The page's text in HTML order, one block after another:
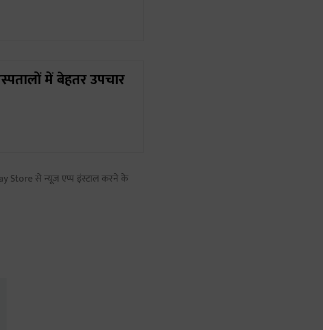
में बेहतर उपचार
Store से न्यूज़ एप्प इंस्टाल करने के